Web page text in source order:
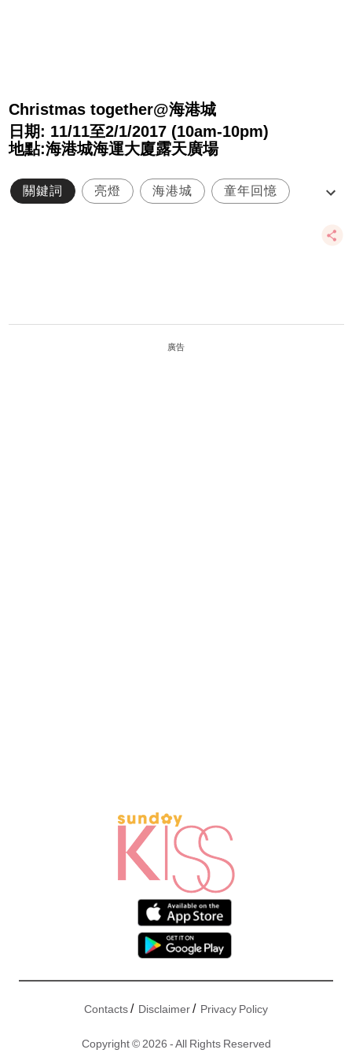
Christmas together@海港城
日期: 11/11至2/1/2017 (10am-10pm)
地點:海港城海運大廈露天廣場
關鍵詞 亮燈 海港城 童年回憶
廣告
Contacts/ Disclaimer/ Privacy Policy
Copyright © 2026 - All Rights Reserved